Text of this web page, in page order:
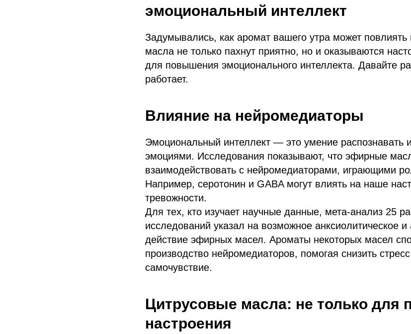
эмоциональный интеллект
Задумывались, как аромат вашего утра может
масла не только пахнут приятно, но и оказываются
для повышения эмоционального интеллекта. Давайте
работает.
Влияние на нейромедиаторы
Эмоциональный интеллект — это умение распознавать
эмоциями. Исследования показывают, что эфирные
взаимодействовать с нейромедиаторами, играющими
Например, серотонин и GABA могут влиять на наше
тревожности.
Для тех, кто изучает научные данные, мета-анализ 25
исследований указал на возможное анксиолитическое и
действие эфирных масел. Ароматы некоторых масел
производство нейромедиаторов, помогая снизить
самочувствие.
Цитрусовые масла: не только для
настроения